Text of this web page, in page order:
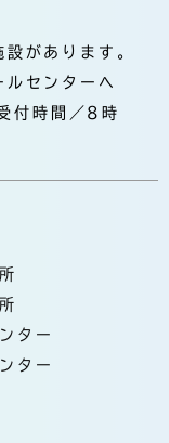
があります。
ルセンターへ
時間／8時
ター
ター